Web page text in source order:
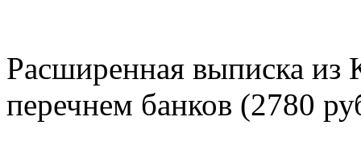
Расширенная выписка из
перечнем банков (2780